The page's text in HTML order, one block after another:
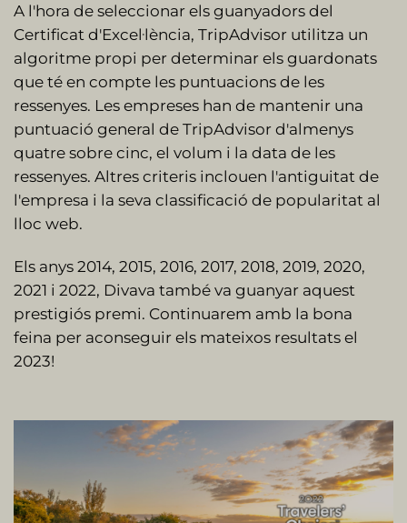
A l'hora de seleccionar els guanyadors del
Certificat d'Excel·lència, TripAdvisor utilitza un
algoritme propi per determinar els guardonats
que té en compte les puntuacions de les
ressenyes. Les empreses han de mantenir una
puntuació general de TripAdvisor d'almenys
quatre sobre cinc, el volum i la data de les
ressenyes. Altres criteris inclouen l'antiguitat de
l'empresa i la seva classificació de popularitat al
lloc web.
Els anys 2014, 2015, 2016, 2017, 2018, 2019, 2020,
2021 i 2022, Divava també va guanyar aquest
prestigiós premi. Continuarem amb la bona
feina per aconseguir els mateixos resultats el
2023!